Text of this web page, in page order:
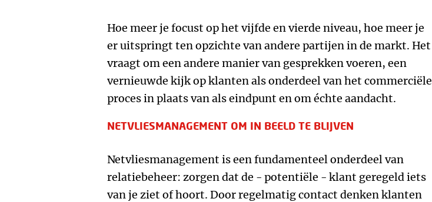
Hoe meer je focust op het vijfde en vierde niveau, hoe meer je
er uitspringt ten opzichte van andere partijen in de markt. Het
vraagt om een andere manier van gesprekken voeren, een
vernieuwde kijk op klanten als onderdeel van het commerciële
proces in plaats van als eindpunt en om échte aandacht.
NETVLIESMANAGEMENT OM IN BEELD TE BLIJVEN
Netvliesmanagement is een fundamenteel onderdeel van
relatiebeheer: zorgen dat de - potentiële - klant geregeld iets
van je ziet of hoort. Door regelmatig contact denken klanten